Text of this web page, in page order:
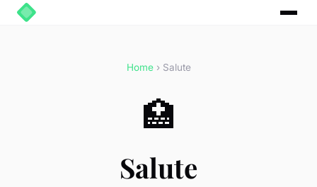
Home› Salute
🏥
Salute